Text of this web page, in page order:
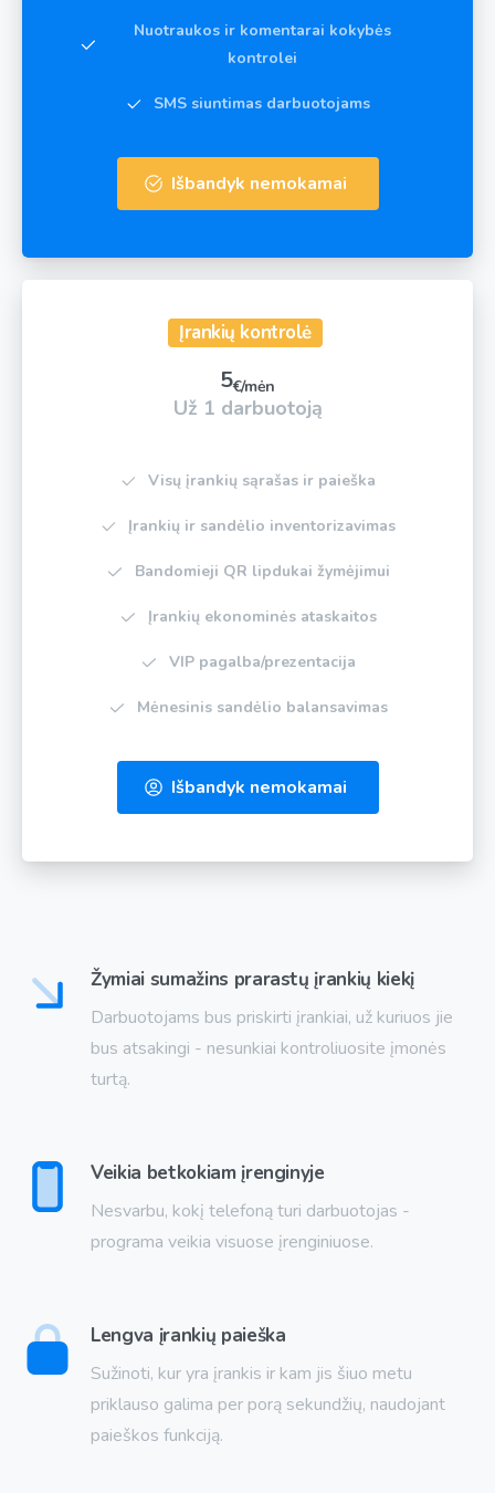
Nuotraukos ir komentarai kokybės
kontrolei
SMS siuntimas darbuotojams
Išbandyk nemokamai
Įrankių kontrolė
5€/mėn
Už 1 darbuotoją
Visų įrankių sąrašas ir paieška
Įrankių ir sandėlio inventorizavimas
Bandomieji QR lipdukai žymėjimui
Įrankių ekonominės ataskaitos
VIP pagalba/prezentacija
Mėnesinis sandėlio balansavimas
Išbandyk nemokamai
Žymiai sumažins prarastų įrankių kiekį
Darbuotojams bus priskirti įrankiai, už kuriuos jie
bus atsakingi - nesunkiai kontroliuosite įmonės
turtą.
Veikia betkokiam įrenginyje
Nesvarbu, kokį telefoną turi darbuotojas -
programa veikia visuose įrenginiuose.
Lengva įrankių paieška
Sužinoti, kur yra įrankis ir kam jis šiuo metu
priklauso galima per porą sekundžių, naudojant
paieškos funkciją.